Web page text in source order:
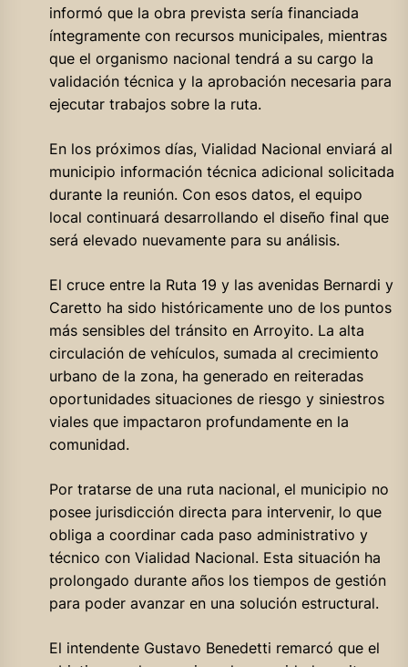
informó que la obra prevista sería financiada
íntegramente con recursos municipales, mientras
que el organismo nacional tendrá a su cargo la
validación técnica y la aprobación necesaria para
ejecutar trabajos sobre la ruta.
En los próximos días, Vialidad Nacional enviará al
municipio información técnica adicional solicitada
durante la reunión. Con esos datos, el equipo
local continuará desarrollando el diseño final que
será elevado nuevamente para su análisis.
El cruce entre la Ruta 19 y las avenidas Bernardi y
Caretto ha sido históricamente uno de los puntos
más sensibles del tránsito en Arroyito. La alta
circulación de vehículos, sumada al crecimiento
urbano de la zona, ha generado en reiteradas
oportunidades situaciones de riesgo y siniestros
viales que impactaron profundamente en la
comunidad.
Por tratarse de una ruta nacional, el municipio no
posee jurisdicción directa para intervenir, lo que
obliga a coordinar cada paso administrativo y
técnico con Vialidad Nacional. Esta situación ha
prolongado durante años los tiempos de gestión
para poder avanzar en una solución estructural.
El intendente Gustavo Benedetti remarcó que el